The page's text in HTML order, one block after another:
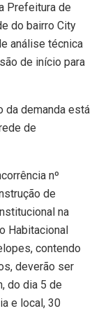
Prefeitura de
do bairro City
análise técnica
de início para
da demanda está
de
nº
de
na
Habitacional
contendo
deverão ser
do dia 5 de
e local, 30